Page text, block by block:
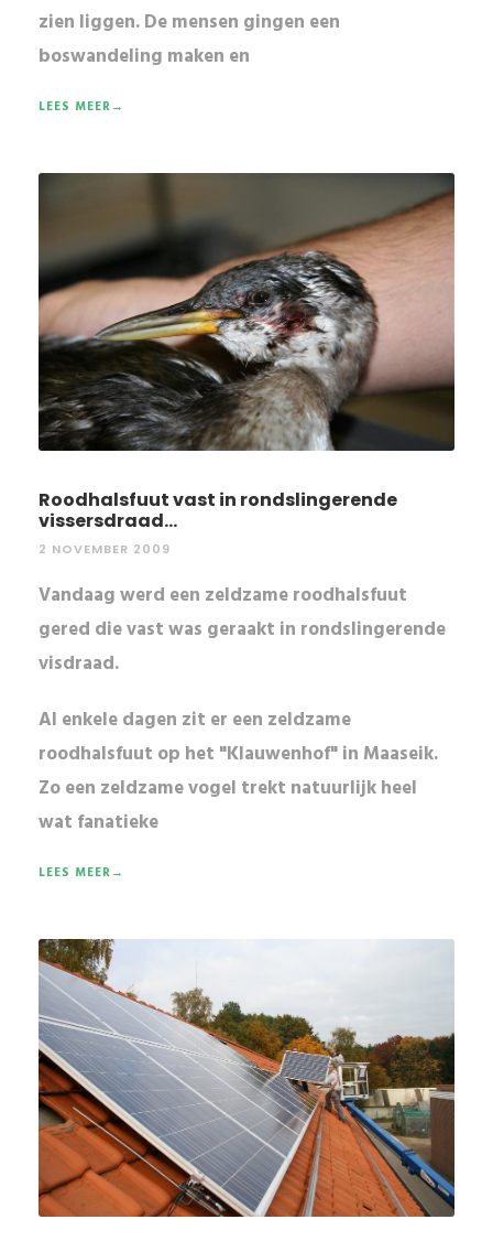
zien liggen. De mensen gingen een
boswandeling maken en
LEES MEER→
Roodhalsfuut vast in rondslingerende
vissersdraad...
2 NOVEMBER 2009
Vandaag werd een zeldzame roodhalsfuut
gered die vast was geraakt in rondslingerende
visdraad.
Al enkele dagen zit er een zeldzame
roodhalsfuut op het "Klauwenhof" in Maaseik.
Zo een zeldzame vogel trekt natuurlijk heel
wat fanatieke
LEES MEER→